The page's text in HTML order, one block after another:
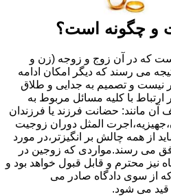
و چگونه است؟
که در آن زوج و زوجه (زن و
می رسند که دیگر امکان ادامه
نیست و تصمیم به جدایی و طلاق
با کلیه مسائل مربوط به
مانند: حضانت فرزند یا فرزندان
المثل دوران زوجیت
از همه چالش بر انگیزتر،در مورد
می رسند.مواردی که زوجین در
نیز محترم و قابل قبول خواهد بود و
از سوی دادگاه صادر می
قید می شود.